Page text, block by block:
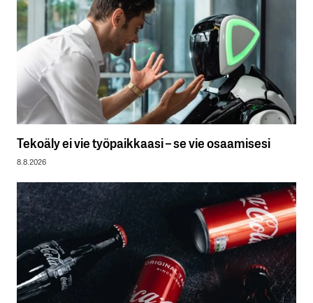
Tekoäly ei vie työpaikkaasi – se vie osaamisesi
8.8.2026